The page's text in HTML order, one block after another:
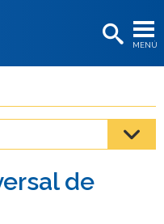
MENÚ
os
os
de